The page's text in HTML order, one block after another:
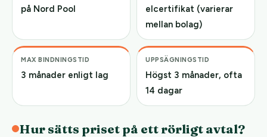
på Nord Pool
elcertifikat (varierar
mellan bolag)
MAX BINDNINGSTID
3 månader enligt lag
UPPSÄGNINGSTID
Högst 3 månader, ofta
14 dagar
Hur sätts priset på ett rörligt avtal?